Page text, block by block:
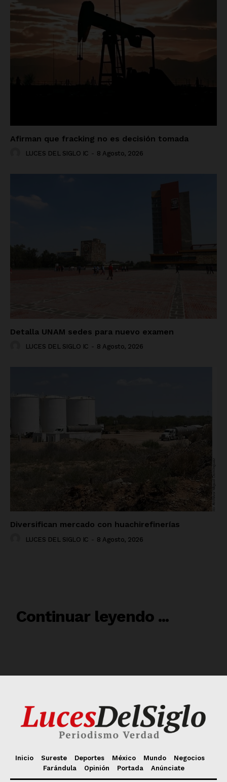
Inicio Sureste Deportes México Mundo
Negocios
Farándula
Opinión Portada Anúnciate